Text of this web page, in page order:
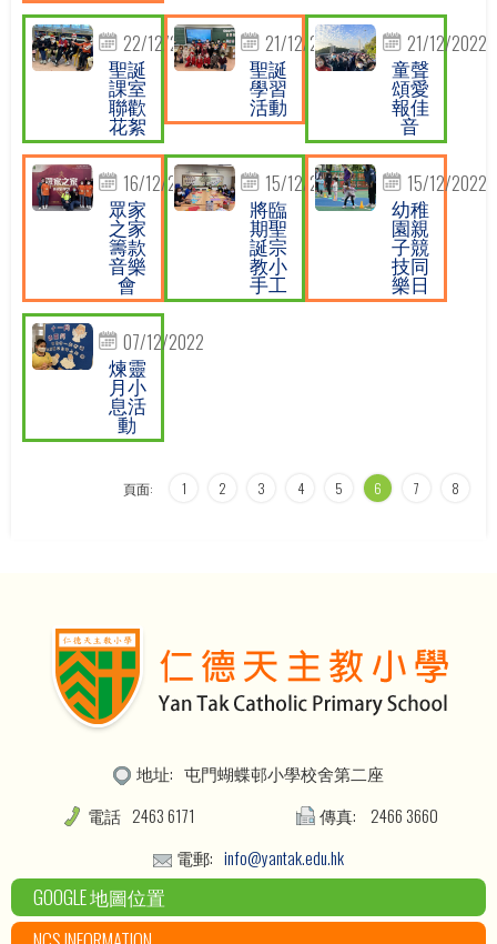
22/12/2022
聖誕
課室
聯歡
花絮
21/12/2022
聖誕
學習
活動
21/12/2022
童聲
頌愛
報佳
音
16/12/2022
眾家
之家
籌款
音樂
會
15/12/2022
將臨
期聖
誕宗
教小
手工
15/12/2022
幼稚
園親
子競
技同
樂日
07/12/2022
煉靈
月小
息活
動
頁面: 1 2 3 4 5 6 7 8
地址: 屯門蝴蝶邨小學校舍第二座
電話 2463 6171 傳真:
2466 3660
電郵: info@yantak.edu.hk
GOOGLE 地圖位置